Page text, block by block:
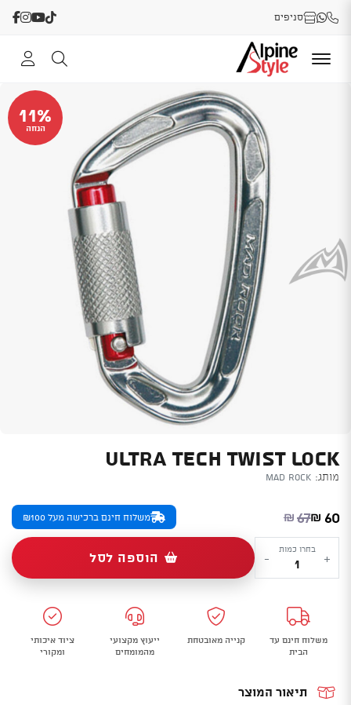
סניפים
ULTRA TECH TWIST LOCK
מותג: Mad Rock
11%
הנחה
₪ 67
המחיר המקורי היה: ₪67.
₪ 60
המחיר הנוכחי הוא: ₪60. משלוח חינם ברכישה מעל ₪100
+
כמות
של
Tech
Twist
Lock
בחרו כמות
- הוספה לסל
משלוח חינם עד
הבית
קנייה מאובטחת
ייעוץ מקצועי
מהמומחים
ציוד איכותי
ומקורי
תיאור המוצר